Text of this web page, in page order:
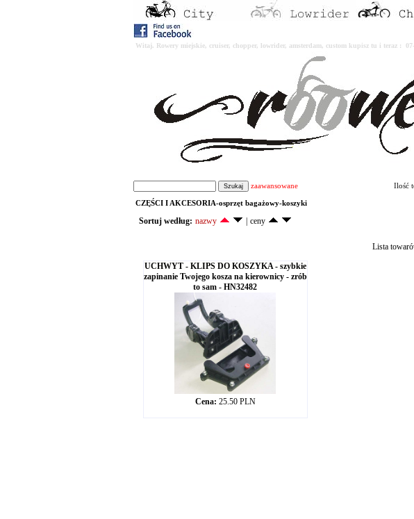
Witaj. Rowery miejskie, cruiser, chopper, lowrider, amsterdam, custom kupisz tu i teraz :
zaawansowane Ilość
CZĘŚCI I AKCESORIA-osprzęt bagażowy-koszyki
Sortuj według: nazwy ceny
Lista
UCHWYT - KLIPS DO KOSZYKA - szybkie
zapinanie Twojego kosza na kierownicy - zrób
to sam - HN32482
Cena: 25.50 PLN